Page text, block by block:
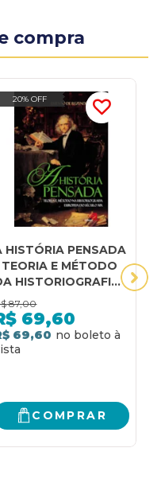
compra
20% OFF
HISTÓRIA PENSADA
E MÉTODO
HISTORIOGRAFIA
DO
XIX
87,00
69,60
69,60
COMPRAR